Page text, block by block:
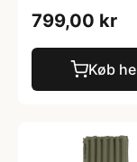
799,00 kr
Køb